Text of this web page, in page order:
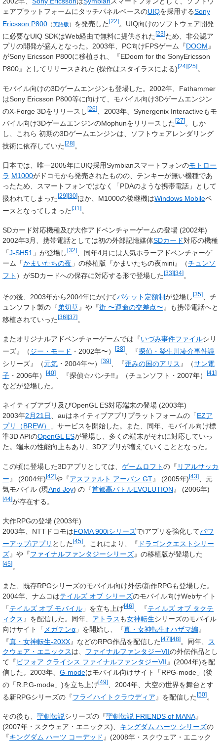
ェアプラットフォームにタッチパネルベースのUIQを採用するSony
Ericsson P800 （英語版 ） を発売した[22]。UIQ向けのソフトウェア開発
に必要なUIQ SDKはWeb経由で無料に提供された[23]ため、非公認ア
プリの開発が盛んとなった。2003年、PC向けFPSゲーム『DOOM』
がSony Ericsson P800に移植され、『EDoom for the SonyEricsson
P800』としてリリースされた (操作はスタイラスによる)[24][25] 。
モバイル向けの3Dゲームエンジンも登場した。2002年、Fathammer
はSony Ericsson P800等に向けて、モバイル向け3Dゲームエンジン
のX-Forge 3Dをリリースし[26]
、2003年、Synergenix Interactiveもモ
バイル向け3DゲームエンジンのMophunをリリースした [27] 。しか
し、これら 初期の3Dゲームエンジンは、ソフトウェアレンダリング
技術に依存していた[28]。
日本では、唯一2005年にUIQ採用Symbianスマートフォンのモトロー
ラ M1000がドコモから発売されたものの、テンキーが無い機種であ
ったため、スマートフォンではなく「PDAのような携帯電話」として
扱われてしまった [29][30]ほか、M1000の後継機はWindows Mobileベ
ースとなってしまった[31 ]。
SDカード対応機種及び大作アドベンチャーゲームの登場 (2002年)
2002年3月、携帯電話としては初の外部記憶媒体SDカード対応の機種
「J-SH51 」が登場し [32]
、同年4月には人気ホラーアドベンチャーゲ
ーム「かまいたちの夜 」の移植版『かまいたちの夜mini』（チュンソ
フト ）がSDカードへの保存に対応する形で登場した[33][34]。
その後、2003年から2004年にかけてパケット定額制が登場し[35]
、チ
ュンソフト製の『弟切草』や『街 〜運命の交差点〜 』も携帯電話へと
移植されていった[36][37]。
またオリジナルアドベンチャーゲームでは『いづみ事件ファイルシリ
ーズ』（ジー・モード ・2002年〜） [38] 、『探偵・癸生川凌介事件譚
シリーズ』（元気 ・2004年〜） [39] 、『歪みの国のアリス 』（サン電
子 ・2006年） [40] 、『探偵☆パンチ!!』（チュンソフト・2007年） [41 ]
などが登場した。
ネイティブアプリ及びOpenGL ES対応端末の登場 (2003年)
2003年2月21日、auはネイティブアプリプラットフォームの「EZア
プリ（BREW）
」サービスを開始した。また、同年、モバイル向け標
準3D APIのOpenGL ESが登場し、多くの端末がそれに対応していっ
た。端末の性能向上もあり、3Dアプリが増えていくこととなった。
この頃に登場した3Dアプリとしては、 ゲームロフトの『 リアルサッカ
ー 』 (2004年)[42]や『アスファルト アーバン GT』 (2005年)[43]
、元
気モバイル (現And Joy) の『首都高バトルEVOLUTION 』 (2006年)
[44]が存在する。
大作RPGの登場 (2003年)
2003年、NTTドコモはFOMA 900iシリーズでiアプリを強化してパワ
ーアップiアプリ とした[45]。これにより、『 ドラゴンクエストシリー
ズ』や『ファイナルファンタジーシリーズ』の移植版が登場した
[45]。
また、既存RPGシリーズのモバイル向け外伝/新作RPGも登場した。
2004年、ナムコはテイルズ オブ シリーズのモバイル向けWebサイト
「テイルズ オブ モバイル 」を立ち上げ[46] 、『テイルズ オブ タクテ
ィクス 』を配信した。同年、 アトラス も女神転生シリーズのモバイル
向けサイト「 メガテンα 」を開始し、『真・女神転生if ハザマ編』
『真・女神転生-20XX』などのRPG作品を配信した[47][48]。同年、
ス
クウェア・エニックスは、 ファイナルファンタジーVIIの外伝作品とし
て『ビフォア クライシス ファイナルファンタジーVII』(2004年)を配
信した。2003年、 G-modeはモバイル向けサイト「RPG-mode」(後
の「R.P.G-mode」)を立ち上げ[49]
、2004年、大空の世界を舞台とす
る新RPGシリーズの『フライハイトクラウディア 』を配信した[50]。
その後も、 聖剣伝説シリーズの『聖剣伝説 FRIENDS of MANA』
(2007年・スクウェア・エニックス)、 キングダム ハーツ シリーズの
『キングダム ハーツ コーデッド 』(2008年・スクウェア・エニック